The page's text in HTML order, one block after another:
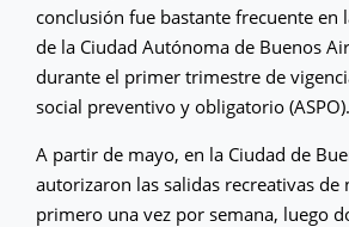
conclusión fue bastante frecuente en
de la Ciudad Autónoma de Buenos
durante el primer trimestre de
social preventivo y obligatorio (ASPO).
A partir de mayo, en la Ciudad de
autorizaron las salidas recreativas de
primero una vez por semana, luego